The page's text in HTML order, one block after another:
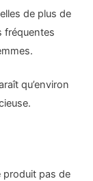
de plus de
fréquentes
qu’environ
produit pas de